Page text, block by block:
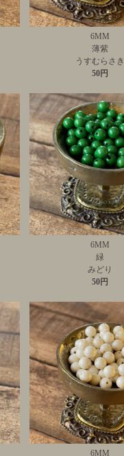
6MM
薄紫
うすむらさき
50円
6MM
緑
みどり
50円
6MM